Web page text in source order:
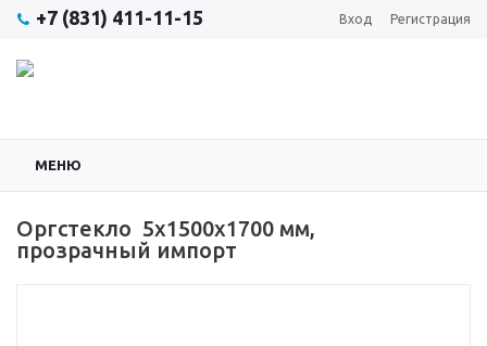
+7 (831) 411-11-15 Вход Регистрация
МЕНЮ
Оргстекло 5x1500x1700 мм,
прозрачный импорт